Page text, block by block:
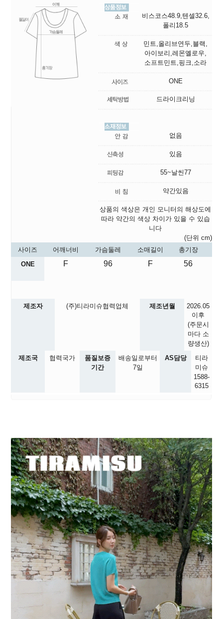
비스코스48.9,텐셀32.6,
폴리18.5
민트,올리브연두,블랙,
아이보리,레몬옐로우,
소프트민트,핑크,소라
ONE
드라이크리닝
없음
있음
55~날씬77
약간있음
상품의 색상은 개인 모니터의 해상도에
따라 약간의 색상 차이가 있을 수 있습
니다
(단위 cm)
사이즈
어깨너비 가슴둘레 소매길이
총기장
ONE
F 96 F 56
제조자 (주)티라미슈협력업체 제조년월
2026.05
이후
(주문시
마다 소
량생산)
제조국
협력국가
품질보증
기간
배송일로부터
7일
AS담당
티라
미슈
1588-
6315